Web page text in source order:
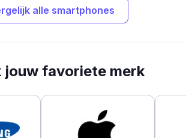
alle smartphones
jouw favoriete merk